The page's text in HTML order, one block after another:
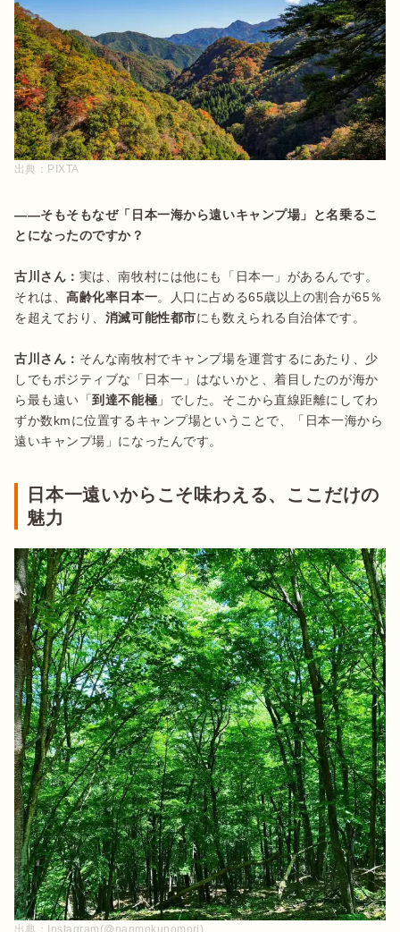
出典： PIXTA
――そもそもなぜ「日本一海から遠いキャンプ場」と名乗るこ
とになったのですか？
古川さん： 実は、南牧村には他にも「日本一」があるんです。
それは、高齢化率日本一。人口に占める65歳以上の割合が65％
を超えており、 消滅可能性都市にも数えられる自治体です。
古川さん： そんな南牧村でキャンプ場を運営するにあたり、少
しでもポジティブな「日本一」はないかと、着目したのが海か
ら最も遠い「到達不能極 」でした。そこから直線距離にしてわ
ずか数kmに位置するキャンプ場ということで、「日本一海から
遠いキャンプ場」になったんです。
日本一遠いからこそ味わえる、ここだけの
魅力